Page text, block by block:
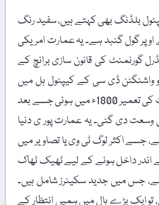
بلڈنگ بھی کہتے ہیں، سفید رنگ
گول گنبد ہے۔ یہ عمارت امریکی
گورنمنٹ کی قانون سازی برانچ کے
ڈی سی کے کیپٹول ہل میں
واقع ہے۔ ابتدائی عمارت کی تعمیر 1800ء میں ہوئی جسے بعد
دی گئی۔ یہ عمارت پور ی دنیا
جسے اکثر لوگ ٹی وی یا تصاویر میں
داخل ہونے کے لیے ٹھیک ٹھاک
جس میں جدید سکینرز شامل ہیں۔
ایک بڑے ہال میں ہمیں انتظار کے